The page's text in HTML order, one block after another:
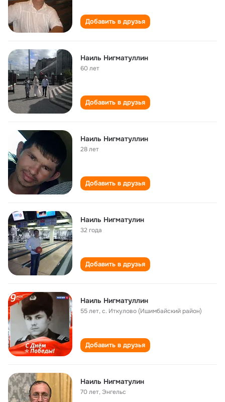
Добавить в друзья
Наиль Нигматуллин
60 лет
Добавить в друзья
Наиль Нигматуллин
28 лет
Добавить в друзья
Наиль Нигматулин
32 года
Добавить в друзья
Наиль Нигматуллин
55 лет,с. Иткулово (Ишимбайский район)
Добавить в друзья
Наиль Нигматулин
70 лет, Энгельс